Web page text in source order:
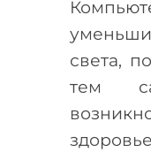
света,
тем